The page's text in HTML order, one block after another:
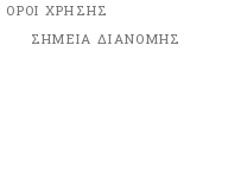
ΟΡΟΙ ΧΡΗΣΗΣ
ΣΗΜΕΙΑ ΔΙΑΝΟΜΗΣ